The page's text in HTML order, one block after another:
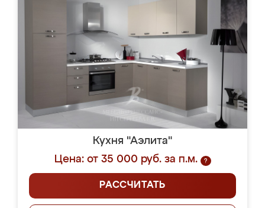
Кухня "Аэлита"
Цена: от 35 000 руб. за п.м.
?
РАССЧИТАТЬ